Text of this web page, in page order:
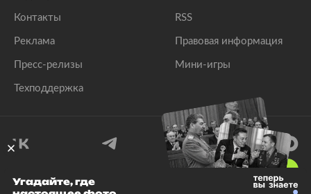
Контакты
Реклама
Пресс-релизы
Техподдержка
RSS
Правовая информация
Мини-игры
© 1999–2026 Все права защищены.
Угадайте, где